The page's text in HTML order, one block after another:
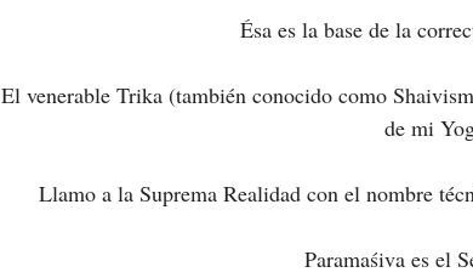
Ésa es la base de la
El venerable Trika (también conocido como
de mi
Llamo a la Suprema Realidad con el nombre
Paramaśiva es el